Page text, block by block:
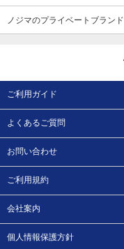
ノジマのプライベートブランド
ご利用ガイド
よくあるご質問
お問い合わせ
ご利用規約
会社案内
個人情報保護方針